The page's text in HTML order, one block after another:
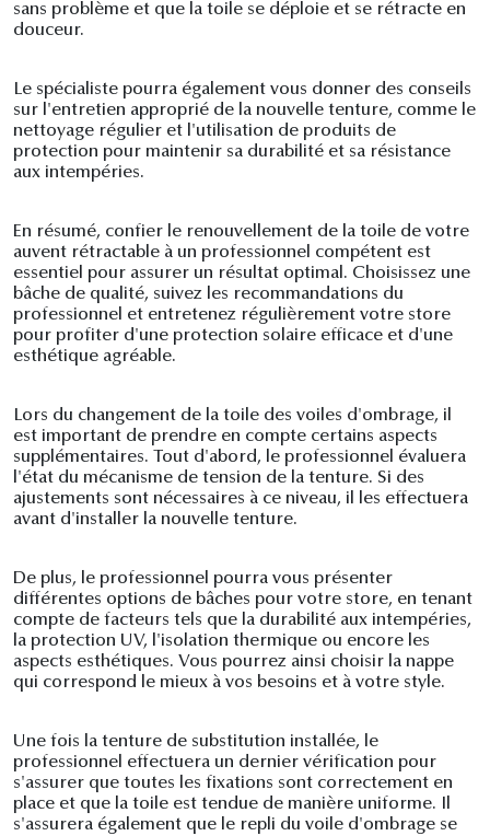
sans problème et que la toile se déploie et se rétracte en
douceur.
Le spécialiste pourra également vous donner des conseils
sur l'entretien approprié de la nouvelle tenture, comme le
nettoyage régulier et l'utilisation de produits de
protection pour maintenir sa durabilité et sa résistance
aux intempéries.
En résumé, confier le renouvellement de la toile de votre
auvent rétractable à un professionnel compétent est
essentiel pour assurer un résultat optimal. Choisissez une
bâche de qualité, suivez les recommandations du
professionnel et entretenez régulièrement votre store
pour profiter d'une protection solaire efficace et d'une
esthétique agréable.
Lors du changement de la toile des voiles d'ombrage, il
est important de prendre en compte certains aspects
supplémentaires. Tout d'abord, le professionnel évaluera
l'état du mécanisme de tension de la tenture. Si des
ajustements sont nécessaires à ce niveau, il les effectuera
avant d'installer la nouvelle tenture.
De plus, le professionnel pourra vous présenter
différentes options de bâches pour votre store, en tenant
compte de facteurs tels que la durabilité aux intempéries,
la protection UV, l'isolation thermique ou encore les
aspects esthétiques. Vous pourrez ainsi choisir la nappe
qui correspond le mieux à vos besoins et à votre style.
Une fois la tenture de substitution installée, le
professionnel effectuera un dernier vérification pour
s'assurer que toutes les fixations sont correctement en
place et que la toile est tendue de manière uniforme. Il
s'assurera également que le repli du voile d'ombrage se